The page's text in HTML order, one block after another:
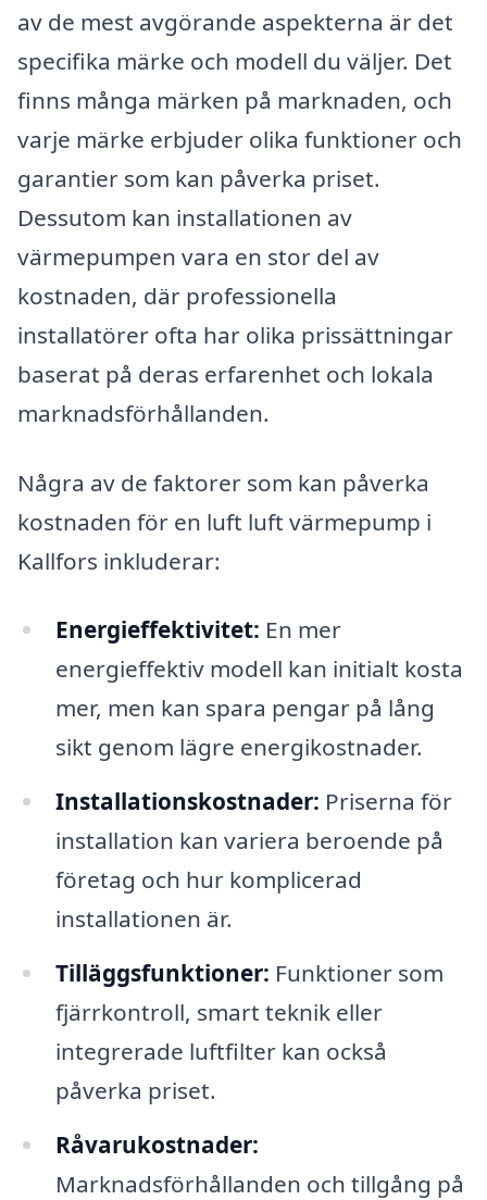
av de mest avgörande aspekterna är det
specifika märke och modell du väljer. Det
finns många märken på marknaden, och
varje märke erbjuder olika funktioner och
garantier som kan påverka priset.
Dessutom kan installationen av
värmepumpen vara en stor del av
kostnaden, där professionella
installatörer ofta har olika prissättningar
baserat på deras erfarenhet och lokala
marknadsförhållanden.
Några av de faktorer som kan påverka
kostnaden för en luft luft värmepump i
Kallfors inkluderar:
Energieffektivitet: En mer
energieffektiv modell kan initialt kosta
mer, men kan spara pengar på lång
sikt genom lägre energikostnader.
Installationskostnader: Priserna för
installation kan variera beroende på
företag och hur komplicerad
installationen är.
Tilläggsfunktioner: Funktioner som
fjärrkontroll, smart teknik eller
integrerade luftfilter kan också
påverka priset.
Råvarukostnader:
Marknadsförhållanden och tillgång på